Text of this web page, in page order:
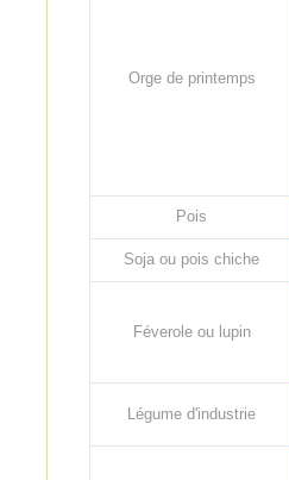
Orge de printemps
Pois
Soja ou pois chiche
Féverole ou lupin
Légume d'industrie